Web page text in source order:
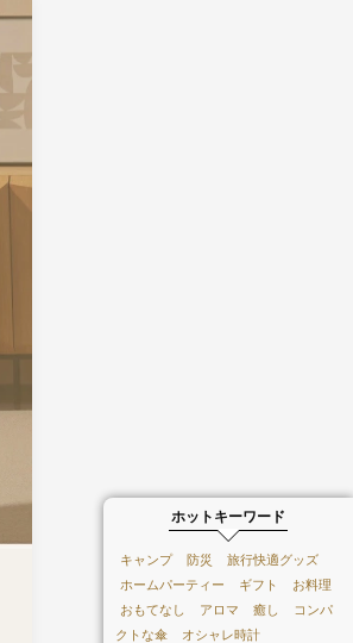
ホットキーワード
キャンプ 防災
旅行快適グッズ
ホームパーティー
ギフト
お料理
おもてなし
アロマ 癒し
コンパ
クトな傘
オシャレ時計